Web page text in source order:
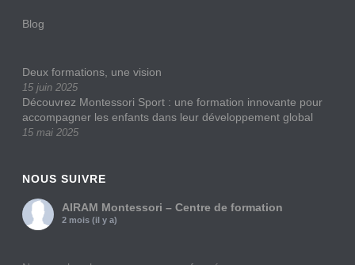
Blog
Deux formations, une vision
15 juin 2025
Découvrez Montessori Sport : une formation innovante pour
accompagner les enfants dans leur développement global
15 mai 2025
NOUS SUIVRE
AIRAM Montessori – Centre de formation
2 mois (il y a)